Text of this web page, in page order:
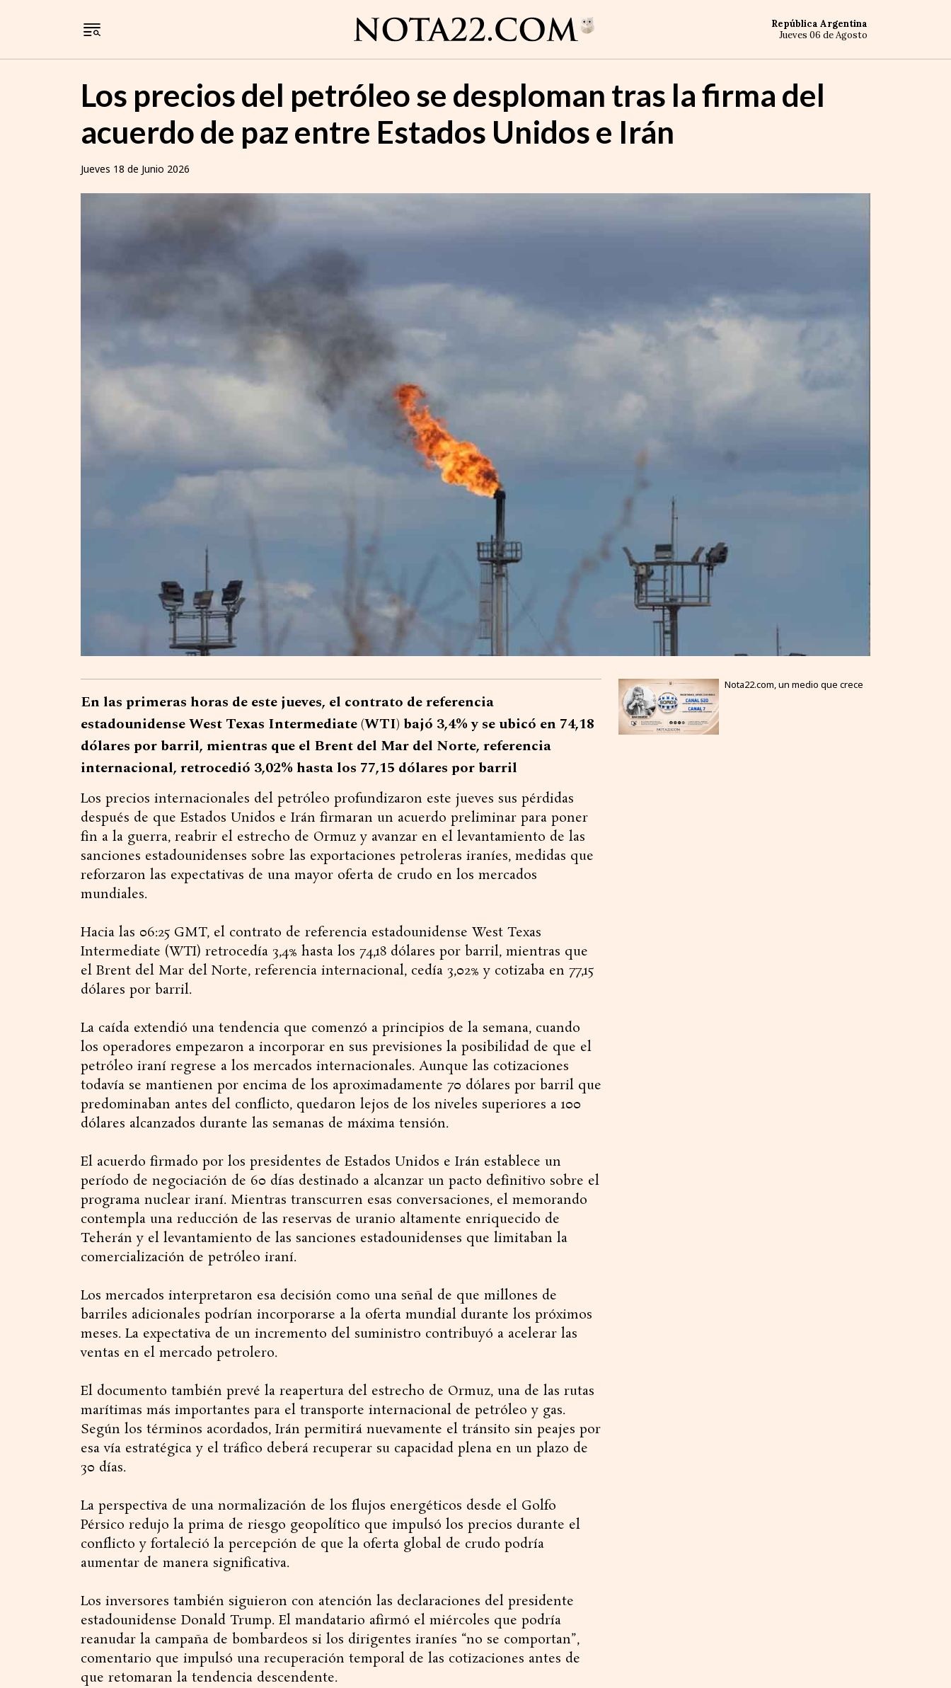
República Argentina
Jueves 06 de Agosto
Los precios del petróleo se desploman tras la firma del
acuerdo de paz entre Estados Unidos e Irán
Jueves 18 de Junio 2026
En las primeras horas de este jueves, el contrato de referencia
estadounidense West Texas Intermediate (WTI) bajó 3,4% y se ubicó en 74,18
dólares por barril, mientras que el Brent del Mar del Norte, referencia
internacional, retrocedió 3,02% hasta los 77,15 dólares por barril
Los precios internacionales del petróleo profundizaron este jueves sus pérdidas
después de que Estados Unidos e Irán firmaran un acuerdo preliminar para poner
fin a la guerra, reabrir el estrecho de Ormuz y avanzar en el levantamiento de las
sanciones estadounidenses sobre las exportaciones petroleras iraníes, medidas que
reforzaron las expectativas de una mayor oferta de crudo en los mercados
mundiales.
Hacia las 06:25 GMT, el contrato de referencia estadounidense West Texas
Intermediate (WTI) retrocedía 3,4% hasta los 74,18 dólares por barril, mientras que
el Brent del Mar del Norte, referencia internacional, cedía 3,02% y cotizaba en 77,15
dólares por barril.
La caída extendió una tendencia que comenzó a principios de la semana, cuando
los operadores empezaron a incorporar en sus previsiones la posibilidad de que el
petróleo iraní regrese a los mercados internacionales. Aunque las cotizaciones
todavía se mantienen por encima de los aproximadamente 70 dólares por barril que
predominaban antes del conflicto, quedaron lejos de los niveles superiores a 100
dólares alcanzados durante las semanas de máxima tensión.
El acuerdo firmado por los presidentes de Estados Unidos e Irán establece un
período de negociación de 60 días destinado a alcanzar un pacto definitivo sobre el
programa nuclear iraní. Mientras transcurren esas conversaciones, el memorando
contempla una reducción de las reservas de uranio altamente enriquecido de
Teherán y el levantamiento de las sanciones estadounidenses que limitaban la
comercialización de petróleo iraní.
Los mercados interpretaron esa decisión como una señal de que millones de
barriles adicionales podrían incorporarse a la oferta mundial durante los próximos
meses. La expectativa de un incremento del suministro contribuyó a acelerar las
ventas en el mercado petrolero.
El documento también prevé la reapertura del estrecho de Ormuz, una de las rutas
marítimas más importantes para el transporte internacional de petróleo y gas.
Según los términos acordados, Irán permitirá nuevamente el tránsito sin peajes por
esa vía estratégica y el tráfico deberá recuperar su capacidad plena en un plazo de
30 días.
La perspectiva de una normalización de los flujos energéticos desde el Golfo
Pérsico redujo la prima de riesgo geopolítico que impulsó los precios durante el
conflicto y fortaleció la percepción de que la oferta global de crudo podría
aumentar de manera significativa.
Los inversores también siguieron con atención las declaraciones del presidente
estadounidense Donald Trump. El mandatario afirmó el miércoles que podría
reanudar la campaña de bombardeos si los dirigentes iraníes “no se comportan”,
comentario que impulsó una recuperación temporal de las cotizaciones antes de
que retomaran la tendencia descendente.
Nota22.com, un medio que crece